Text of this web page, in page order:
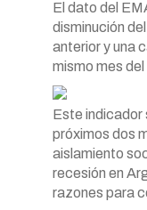
El dato del
disminución
anterior y una
mismo mes del
Este indicador
próximos dos
aislamiento
recesión en
razones para